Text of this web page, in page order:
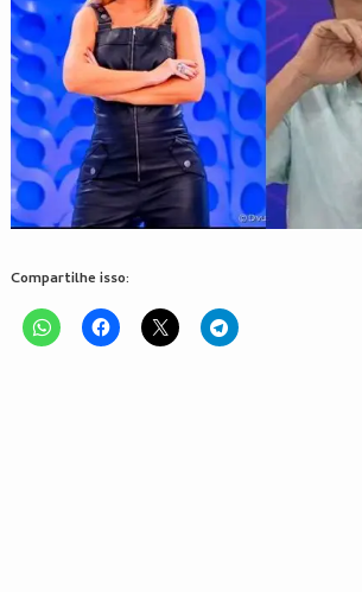
Compartilhe isso: